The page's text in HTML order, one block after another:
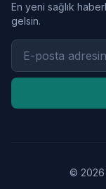
En yeni sağlık
gelsin.
© 2026